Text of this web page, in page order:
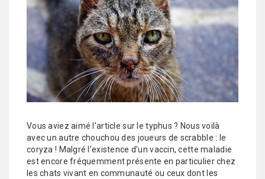
Vous aviez aimé l’article sur le typhus ? Nous voilà
avec un autre chouchou des joueurs de scrabble : le
coryza ! Malgré l’existence d’un vaccin, cette maladie
est encore fréquemment présente en particulier chez
les chats vivant en communauté ou ceux dont les